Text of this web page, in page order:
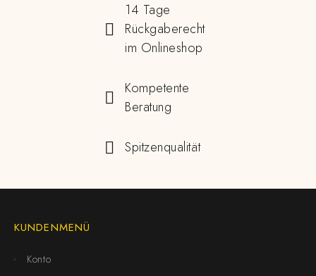
14 Tage
Rückgaberecht
im Onlineshop
Kompetente
Beratung
Spitzenqualität
KUNDENMENÜ
Konto